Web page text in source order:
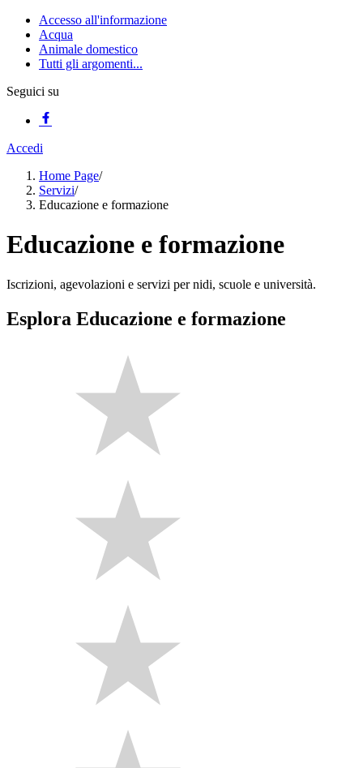
Accesso all'informazione
Acqua
Animale domestico
Tutti gli argomenti...
Seguici su
Accedi
Home Page/
Servizi/
Educazione e formazione
Educazione e formazione
Iscrizioni, agevolazioni e servizi per nidi, scuole e università.
Esplora Educazione e formazione